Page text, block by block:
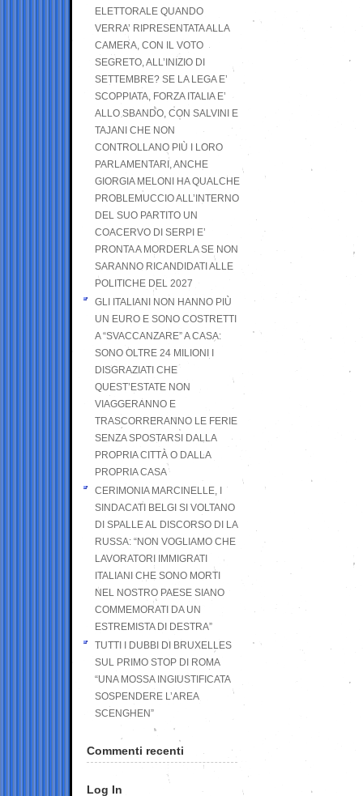
ELETTORALE QUANDO
VERRA’ RIPRESENTATA ALLA
CAMERA, CON IL VOTO
SEGRETO, ALL’INIZIO DI
SETTEMBRE? SE LA LEGA E’
SCOPPIATA, FORZA ITALIA E’
ALLO SBANDO, CON SALVINI E
TAJANI CHE NON
CONTROLLANO PIÙ I LORO
PARLAMENTARI, ANCHE
GIORGIA MELONI HA QUALCHE
PROBLEMUCCIO ALL’INTERNO
DEL SUO PARTITO UN
COACERVO DI SERPI E’
PRONTA A MORDERLA SE NON
SARANNO RICANDIDATI ALLE
POLITICHE DEL 2027
GLI ITALIANI NON HANNO PIÙ
UN EURO E SONO COSTRETTI
A “SVACCANZARE” A CASA:
SONO OLTRE 24 MILIONI I
DISGRAZIATI CHE
QUEST’ESTATE NON
VIAGGERANNO E
TRASCORRERANNO LE FERIE
SENZA SPOSTARSI DALLA
PROPRIA CITTÀ O DALLA
PROPRIA CASA
CERIMONIA MARCINELLE, I
SINDACATI BELGI SI VOLTANO
DI SPALLE AL DISCORSO DI LA
RUSSA: “NON VOGLIAMO CHE
LAVORATORI IMMIGRATI
ITALIANI CHE SONO MORTI
NEL NOSTRO PAESE SIANO
COMMEMORATI DA UN
ESTREMISTA DI DESTRA”
TUTTI I DUBBI DI BRUXELLES
SUL PRIMO STOP DI ROMA
“UNA MOSSA INGIUSTIFICATA
SOSPENDERE L’AREA
SCENGHEN”
Commenti recenti
Log In